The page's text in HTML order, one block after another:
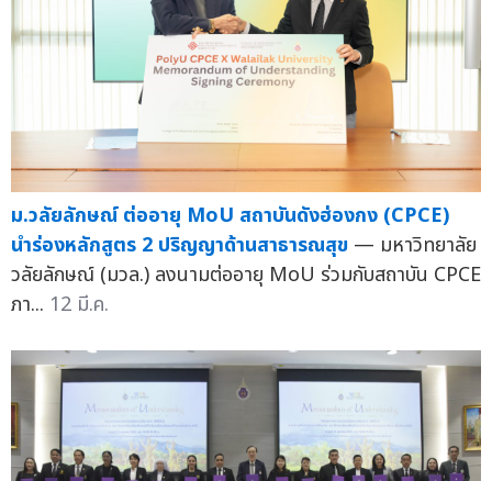
ม.วลัยลักษณ์ ต่ออายุ MoU สถาบันดังฮ่องกง (CPCE)
นำร่องหลักสูตร 2 ปริญญาด้านสาธารณสุข — มหาวิทยาลัย
วลัยลักษณ์ (มวล.) ลงนามต่ออายุ MoU ร่วมกับสถาบัน CPCE
ภา... 12 มี.ค.